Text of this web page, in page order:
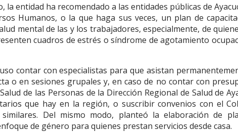
la entidad ha recomendado a las entidades públicas de
Humanos, o la que haga sus veces, un plan de
mental de las y los trabajadores, especialmente, de
cuadros de estrés o síndrome de agotamiento
contar con especialistas para que asistan
o en sesiones grupales y, en caso de no contar con
de las Personas de la Dirección Regional de Salud de
que hay en la región, o suscribir convenios con el
similares. Del mismo modo, planteó la elaboración de
de género para quienes prestan servicios desde casa.